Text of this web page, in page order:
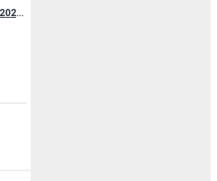
Grill DUPLEX Edelstahl (2024) - SE